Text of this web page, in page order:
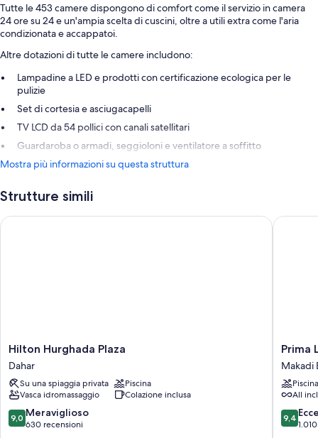
Tutte le 453 camere dispongono di comfort come il servizio in camera
24 ore su 24 e un'ampia scelta di cuscini, oltre a utili extra come l'aria
condizionata e accappatoi.
Altre dotazioni di tutte le camere includono:
Lampadine a LED e prodotti con certificazione ecologica per le
pulizie
Set di cortesia e asciugacapelli
TV LCD da 54 pollici con canali satellitari
Guardaroba o armadi, seggioloni e ventilatore a soffitto
Mostra più informazioni su questa struttura
Strutture simili
Hilton
Hurghada
Plaza
Dahar
Hilton Hurghada Plaza
Dahar
Su una spiaggia privata
Piscina
Vasca idromassaggio
Colazione inclusa
9.0
su
9,0 Meraviglioso
630 recensioni
Hilton Hurghada Plaza
Prima
Life
Makadi
Hotel
-
All
inclusive
Prima
Makadi
Piscina
All
9.4
su
9,4
Prima